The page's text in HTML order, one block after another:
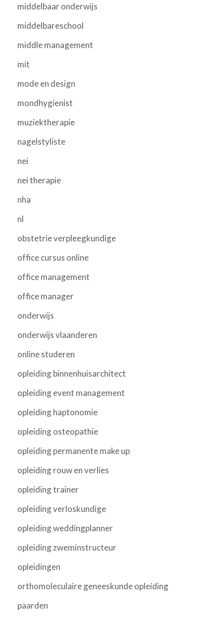
middelbaar onderwijs
middelbareschool
middle management
mit
mode en design
mondhygienist
muziektherapie
nagelstyliste
nei
nei therapie
nha
nl
obstetrie verpleegkundige
office cursus online
office management
office manager
onderwijs
onderwijs vlaanderen
online studeren
opleiding binnenhuisarchitect
opleiding event management
opleiding haptonomie
opleiding osteopathie
opleiding permanente make up
opleiding rouw en verlies
opleiding trainer
opleiding verloskundige
opleiding weddingplanner
opleiding zweminstructeur
opleidingen
orthomoleculaire geneeskunde opleiding
paarden